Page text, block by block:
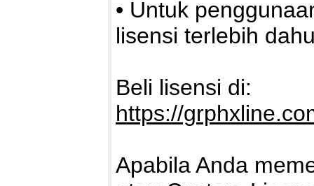
• Untuk
lisensi terlebih
Beli lisensi di:
https://
Apabila Anda